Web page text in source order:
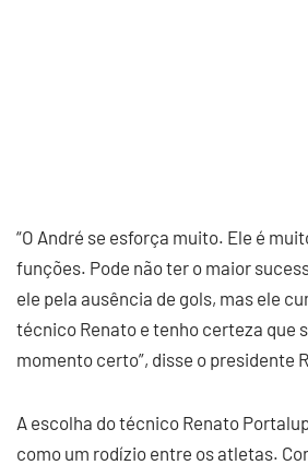
“O André se esforça muito. Ele é
funções. Pode não ter o maior
ele pela ausência de gols, mas ele
técnico Renato e tenho certeza que
momento certo”, disse o presidente
A escolha do técnico Renato
como um rodízio entre os atletas.